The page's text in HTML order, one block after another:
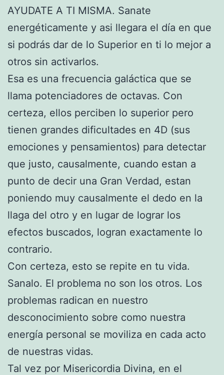
AYUDATE A TI MISMA. Sanate
energéticamente y asi llegara el día en que
si podrás dar de lo Superior en ti lo mejor a
otros sin activarlos.
Esa es una frecuencia galáctica que se
llama potenciadores de octavas. Con
certeza, ellos perciben lo superior pero
tienen grandes dificultades en 4D (sus
emociones y pensamientos) para detectar
que justo, causalmente, cuando estan a
punto de decir una Gran Verdad, estan
poniendo muy causalmente el dedo en la
llaga del otro y en lugar de lograr los
efectos buscados, logran exactamente lo
contrario.
Con certeza, esto se repite en tu vida.
Sanalo. El problema no son los otros. Los
problemas radican en nuestro
desconocimiento sobre como nuestra
energía personal se moviliza en cada acto
de nuestras vidas.
Tal vez por Misericordia Divina, en el